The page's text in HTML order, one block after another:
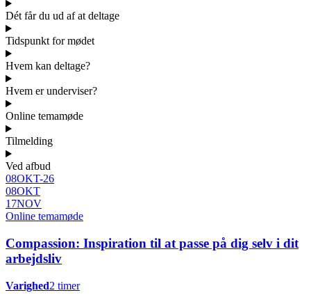
Dét får du ud af at deltage
Tidspunkt for mødet
Hvem kan deltage?
Hvem er underviser?
Online temamøde
Tilmelding
Ved afbud
08OKT-26
08OKT
17NOV
Online temamøde
Compassion: Inspiration til at passe på dig selv i dit
arbejdsliv
Varighed2 timer